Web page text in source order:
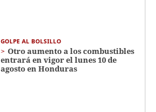
GOLPE AL BOLSILLO
Otro aumento a los combustibles
entrará en vigor el lunes 10 de
agosto en Honduras